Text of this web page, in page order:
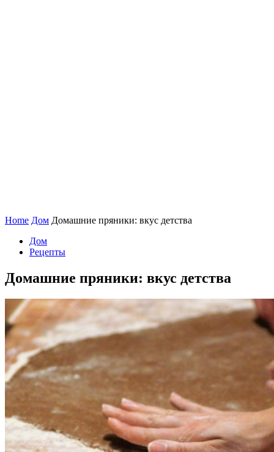
Home Дом Домашние пряники: вкус детства
Дом
Рецепты
Домашние пряники: вкус детства